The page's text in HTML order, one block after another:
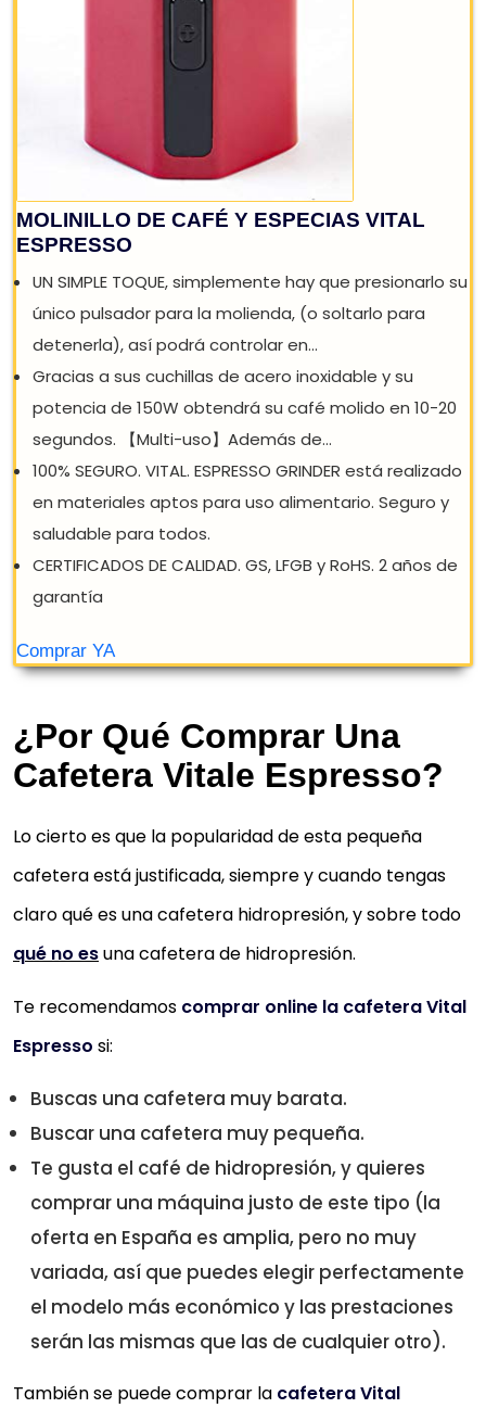
ESPRESSO
UN SIMPLE TOQUE, simplemente hay que presionarlo
único pulsador para la molienda, (o soltarlo para
detenerla), así podrá controlar en...
potencia de 150W obtendrá su café molido en 10-
segundos. 【Multi-uso】Además de...
100% SEGURO. VITAL. ESPRESSO GRINDER está
en materiales aptos para uso alimentario. Seguro y
saludable para todos.
CERTIFICADOS DE CALIDAD. GS, LFGB y RoHS. 2 años
garantía
Comprar YA
¿Por Qué Comprar Una
Cafetera Vitale Espresso?
Lo cierto es que la popularidad de esta pequeña
cafetera está justificada, siempre y cuando tengas
claro qué es una cafetera hidropresión, y sobre todo
qué no esuna cafetera de hidropresión.
Te recomendamos comprar online la cafetera Vital
Espresso si:
Buscas una cafetera muy barata.
Buscar una cafetera muy pequeña.
Te gusta el café de hidropresión, y quieres
comprar una máquina justo de este tipo (la
oferta en España es amplia, pero no muy
variada, así que puedes elegir perfectamente
el modelo más económico y las prestaciones
serán las mismas que las de cualquier otro).
También se puede comprar la cafetera Vital